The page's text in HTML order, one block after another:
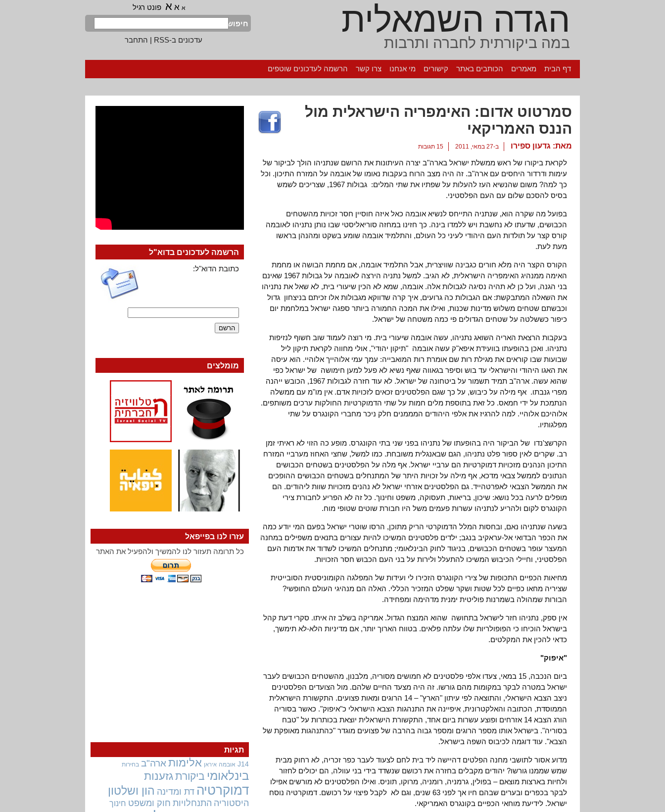
הגדה השמאלית
במה ביקורתית לחברה ותרבות
א א א פונט רגיל
חיפוש
עדכונים ב-RSS
| התחבר
דף הבית מאמרים הכותבים באתר קישורים מי אנחנו צרו קשר הרשמה לעדכונים שוטפים
סמרטוט אדום: האימפריה הישראלית מול
הננס האמריקאי
מאת: גדעון ספירו ב-27 במאי, 2011 15 תגובות
לקראת ביקורו של ראש ממשלת ישראל בארה"ב יצרה העיתונות את הרושם שנתניהו הולך לביקור של
עימות ודרדור היחסים עם ארה"ב. זה היה מצב הרוח בעקבות נאומו של אובמה על המזרח התיכון. וכל
כך למה? משום שהנשיא העז להעלות על שפתיו את שתי המלים: גבולות 1967, שצריכים לשמש
בסיס להסכם שלום עם העם הפלסטיני.
בפועל מה שקרה הוא, שנתניה התייחס לנשיא אובמה כאל איזה חוסיין חסר זכויות מהשטחים
הכבושים, שדעתו לא נחשבת ויש ללמדו בינה. כך חזינו במחזה סוריאליסטי שבו נותן נתניהו לאובמה
קורס קצר על תולדות העם היהודי לעיני כל העולם, והתלמיד אובמה שומע בשקט ומהנהן בראשו
מעת לעת.
הקורס הקצר היה מלא חורים כגבינה שוויצרית, אבל התלמיד אובמה, אם מחמת הבושה או מחמת
האימה ממנהיג האימפריה הישראלית, לא הגיב. למשל נתניה הירצה לאובמה על גבולות 1967 שאינם
בני הגנה, ועל כן לא תהיה נסיגה לגבולות אלה. אובמה, שמא לא הכין שיעורי בית, לא שאל את נתניהו
את השאלה המתבקשת: אם הגבולות כה גרועים, איך קרה שדווקא מגבולות אלו זכיתם בניצחון גדול
וכבשתם שטחים משלוש מדינות שכנות, ואילו את המכה החמורה ביותר ספגה ישראל במלחמת יום
כיפור כששלטה על שטחים הגדולים פי כמה משטחה של ישראל.
בעקבות הרצאת האריה השואג נתניהו, עשה אובמה שיעורי בית. מי רוצה לעמוד שוב חשוף לנזיפות
נתניהו. ואכן בהופעתו בוועידת איפא"ק עשה אובמה "תיקון יהודי", אולי מחווה לקראת תיקון ליל
שבועות שבו קוראים את מגילת רות שם אומרת רות המואבייה: עמך עמי אלוהייך אלוהיי. הוא עיסה
את האגו היהודי והישראלי עד בוש וסיפר בגאווה שאף נשיא לא פעל למען חימושה של ישראל כפי
שהוא עשה. ארה"ב תמיד תשמור על ביטחונה של ישראל. לא עוד חזרה לגבולות 1967, הכובש ייהנה
מפרי גנבתו. אף מילה על כיבוש, על כך שגם הפלסטינים זכאים לזכויות אדם. אין מו"מ עם ממשלה
הנתמכת על ידי חמאס. כל זאת בתוספת מלים חמות על שתי הדמוקרטיות החולקות ערכים משותפים.
אלוהיכם אלוהיי. למה להרגיז את אלפי היהודים המממנים חלק ניכר מחברי הקונגרס על שתי
מפלגותיו.
הקרשצ'נדו של הביקור היה בהופעתו של נתניהו בפני שני בתי הקונגרס. מופע כה הזוי לא ראיתי זמן
רב. שקרים לאין ספור פלט נתניהו, הגם שבאנגלית משובחת. כמו למשל, שחצי האחוז מערביי המזרח
התיכון הנהנים מזכויות דמוקרטיות הם ערביי ישראל. אף מלה על הפלסטינים בשטחים הכבושים
הנתונים לממשל צבאי מדכא, אף מילה על זכויות היתר של המתנחלים בשטחים הכבושים ההופכים
את הממשל הצבאי לאפרטהייד. גם הפלסטינים אזרחי ישראל לא נהנים מזכויות שוות ליהודים. הם
מופלים לרעה בכל נושא: שיכון, בריאות, תעסוקה, משפט וחינוך. כל זה לא הפריע לחבורת צירי
הקונגרס לקום ולהריע לנתניהו עשרות פעמים משל היו חבורת שוטים שטופי מוח.
בשעה שנתניהו נאם, ובחסות המלל הדמוקרטי הריק מתוכן, הרסו שוטרי ישראל בפעם המי יודע כמה
את הכפר הבדואי אל-עראקיב בנגב; ילדים פלסטינים המשיכו להיות עצורים בתנאים משפילים במחנה
המעצר עופר בשטחים הכבושים, בניגוד לחוק הבינלאומי; מתנחלים המשיכו לשדוד את אדמות העם
הפלסטיני, וחיילי הכיבוש המשיכו להתעלל ולירות על בני העם הכבוש חסר הזכויות.
מחיאות הכפיים התכופות של צירי הקונגרס הזכירו לי ועידות של המפלגה הקומוניסטית הסובייטית
שציריה מחאו כפיים לכל שטות ושקר שפלט המזכיר הכללי. האלה הם מנהיגי העולם החופשי?
הבורות שמהולה בשמרנות פוליטית ימנית מדהימה ומפחידה.
אין ספק, נתניהו חזר לישראל בתחושה שהוא המנצח הגדול. אמריקה בשלב זה איתו. סקרי דעת קהל
בישראל הוכיחו כי הפופולריות שלו עלתה פלאים. בטווח הארוך יותר, אם מדיניות הלא-לא תימשך,
כדאי להכין את המקלטים.
"איפוק"
ביום הנכבה, 15 במאי, צעדו אלפי פלסטינים לא חמושים מסוריה, מלבנון, מהשטחים הכבושים לעבר
ישראל במטרה לבקר במקומות מהם גורשו. זה היה מצעד החיים שלהם. מול הצועדים הפלסטינים
ניצב הצבא הישראלי, והתוצאה לפי עיתון "הארץ" – 14 הרוגים ומאות פצועים. התקשורת הישראלית
הממוסדת, הכתובה והאלקטרונית, איפיינה את התנהגות הצבא הישראלי כ"איפוק". כאשר בסוריה
הורג הצבא 14 אזרחים ופוצע עשרות ביום אחד, התקשורת הישראלית יוצאת בכותרות על "טבח
בסוריה". בישראל אותו מספר הרוגים ומספר גבוה בהרבה של פצועים מוגדר "כהתנהגות מאופקת של
הצבא". עוד דוגמה לכיבוס השפה בישראל.
מדוע אסור לתושבי מחנה הפלטים דהיישה ליד בית לחם לצעוד לעבר כפר זכריה, לא רחוק מבית
שמש שממנו גורשו? יהודים מקבלים בחזרה את רכושם שנשדד בידי בני עוולה, הם יכולים לחזור
ולחיות בארצות מוצאם – בפולין, גרמניה, רומניה, מרוקו, תוניס. ואילו הפלסטינים לא מורשים אפילו
לבקר בכפרים ובערים שבהם חיו אך לפני 63 שנים, וגם לא לקבל פיצוי על רכושם. דמוקרטיה נוסח
ישראל. לידיעת מוחאי הכפיים בקונגרס האמריקאי.
הרשמה לעדכונים בדוא"ל
כתובת הדוא"ל:
מומלצים
עזרו לנו בפייפאל
כל תרומה תעזור לנו להמשיך ולהפעיל את האתר
תגיות
J14 אובמה איראן אלימות ארה"ב בחירות
בינלאומי ביקורתגזענות
דמוקרטיה דת ומדינה הון ושלטון
היסטוריה התנחלויות חוק ומשפט חינוך